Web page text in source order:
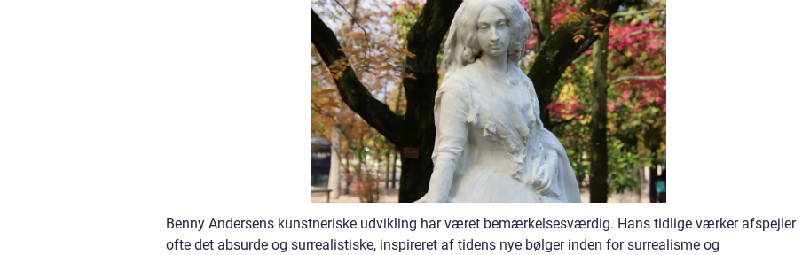
Benny Andersens kunstneriske udvikling har været bemærkelsesværdig. Hans tidlige værker afspejler
ofte det absurde og surrealistiske, inspireret af tidens nye bølger inden for surrealisme og